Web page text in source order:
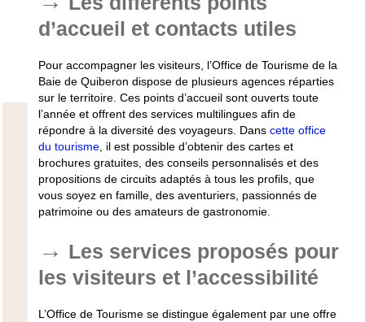
d’accueil et contacts utiles
Pour accompagner les visiteurs, l’Office de Tourisme de la
Baie de Quiberon dispose de plusieurs agences réparties
sur le territoire. Ces points d’accueil sont ouverts toute
l’année et offrent des services multilingues afin de
répondre à la diversité des voyageurs. Dans cette office
du tourisme, il est possible d’obtenir des cartes et
brochures gratuites, des conseils personnalisés et des
propositions de circuits adaptés à tous les profils, que
vous soyez en famille, des aventuriers, passionnés de
patrimoine ou des amateurs de gastronomie.
Les services proposés pour
les visiteurs et l’accessibilité
L’Office de Tourisme se distingue également par une offre